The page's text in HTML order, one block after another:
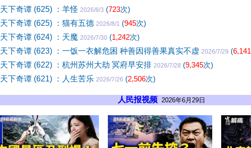
天下奇谭 (625) ：羊怪 2026/8/3 (723次)
天下奇谭 (625) ：猫有五德 2026/8/1 (945次)
天下奇谭 (624) ：天魔 2026/7/30 (1,242次)
天下奇谭 (623) ：一饭一衣解危困 种善因得善果真实不虚 2026/7/29 (6,141
天下奇谭 (622) ：杭州苏州大劫 冥府早安排 2026/7/28 (9,345次)
天下奇谭 (621) ：人生苦乐 2026/7/26 (2,506次)
人民报视频 2026年6月29日